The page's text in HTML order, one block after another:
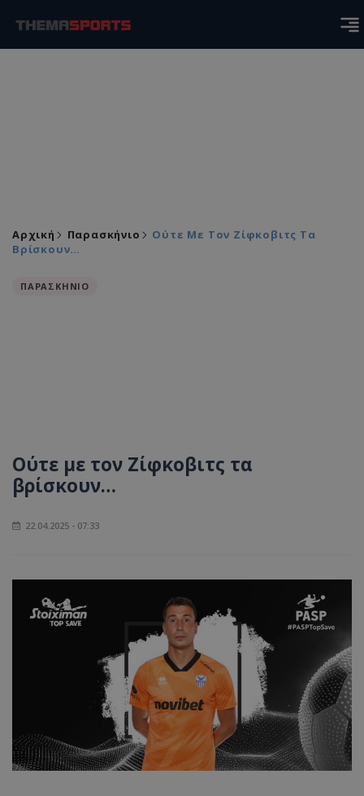
Αρχική Παρασκήνιο
Ούτε Με Τον Ζίφκοβιτς Τα
Βρίσκουν…
ΠΑΡΑΣΚΗΝΙΟ
Ούτε με τον Ζίφκοβιτς τα
βρίσκουν…
22.04.2025 - 07:33